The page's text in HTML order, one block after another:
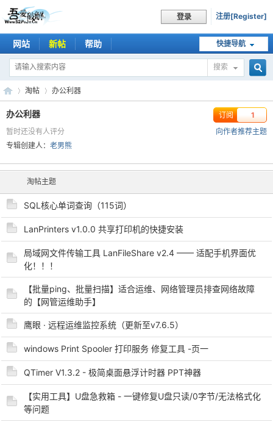
登录 注册[Register]
快捷导航
网站 新帖 帮助
搜索
索
吾
爱
破
›
淘帖
›
办公利器
办公利器 1
订阅
向作者推荐主题
暂时还没有人评分
专辑创建人： 老男熊
淘帖主题
SQL核心单词查询（115词）
LanPrinters v1.0.0 共享打印机的快捷安装
局域网文件传输工具 LanFileShare v2.4 —— 适配手机界面优
化！！！
【批量ping、批量扫描】适合运维、网络管理员排查网络故障
的【网管运维助手】
鹰眼 · 远程运维监控系统（更新至v7.6.5）
windows Print Spooler 打印服务 修复工具 -页一
QTimer V1.3.2 - 极简桌面悬浮计时器 PPT神器
【实用工具】U盘急救箱 - 一键修复U盘只读/0字节/无法格式化
等问题